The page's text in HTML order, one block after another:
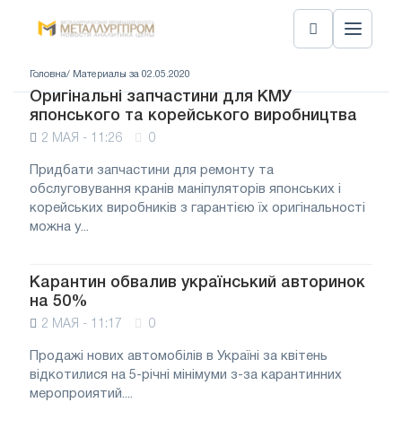
Головна/ Материалы за 02.05.2020
Оригінальні запчастини для КМУ
японського та корейського виробництва
2 МАЯ - 11:26 0
Придбати запчастини для ремонту та
обслуговування кранів маніпуляторів японських і
корейських виробників з гарантією їх оригінальності
можна у...
Карантин обвалив український авторинок
на 50%
2 МАЯ - 11:17 0
Продажі нових автомобілів в Україні за квітень
відкотилися на 5-річні мінімуми з-за карантинних
меропроиятий....